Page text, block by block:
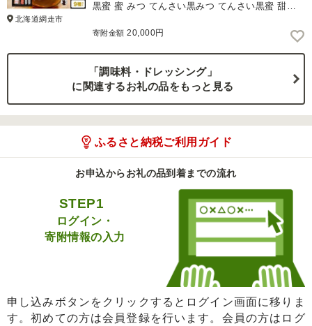
北海道網走市
黒蜜 蜜 みつ てんさい黒みつ てんさい黒蜜 甜…
寄附金額 20,000円
「調味料・ドレッシング」
に関連するお礼の品をもっと見る
ふるさと納税ご利用ガイド
お申込からお礼の品到着までの流れ
STEP1
ログイン・
寄附情報の入力
申し込みボタンをクリックするとログイン画面に移りま
す。初めての方は会員登録を行います。会員の方はログ